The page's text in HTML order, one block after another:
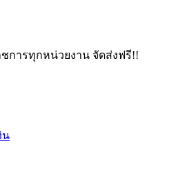
การทุกหน่วยงาน จัดส่งฟรี!!
น